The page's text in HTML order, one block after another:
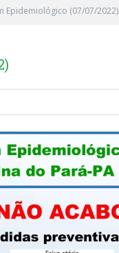
Epidemiológico (07/07/2022)